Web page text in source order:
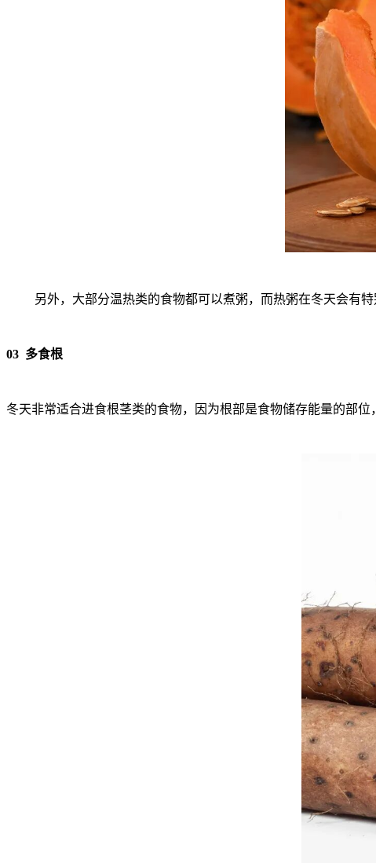
另外，大部分温热类的食物都可以煮粥，而热粥在冬天会有
03 多食根
冬天非常适合进食根茎类的食物，因为根部是食物储存能量的部